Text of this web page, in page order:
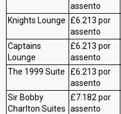
assento
Knights Lounge
£6.213 por
assento
Captains
Lounge
£6.213 por
assento
The 1999 Suite
£6.213 por
assento
Sir Bobby
Charlton Suites
£7.182 por
assento